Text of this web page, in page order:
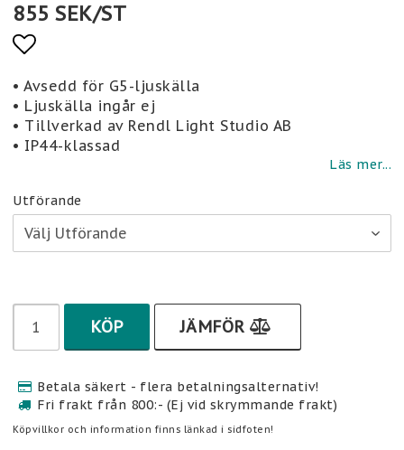
855 SEK/ST
Lägg till i favoritlistan
• Avsedd för G5-ljuskälla
• Ljuskälla ingår ej
• Tillverkad av Rendl Light Studio AB
• IP44-klassad
Läs mer...
Utförande
KÖP JÄMFÖR
Betala säkert - flera betalningsalternativ!
Fri frakt från 800:- (Ej vid skrymmande frakt)
Köpvillkor och information finns länkad i sidfoten!